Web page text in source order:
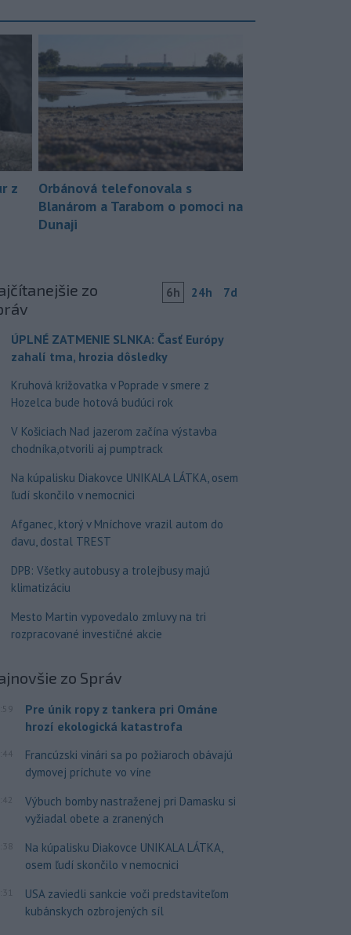
z
Orbánová telefonovala s
Blanárom a Tarabom o pomoci na
Dunaji
zo
6h 24h 7d
ÚPLNÉ ZATMENIE SLNKA: Časť Európy
zahalí tma, hrozia dôsledky
Kruhová križovatka v Poprade v smere z
Hozelca bude hotová budúci rok
V Košiciach Nad jazerom začína výstavba
chodníka,otvorili aj pumptrack
Na kúpalisku Diakovce UNIKALA LÁTKA, osem
ľudí skončilo v nemocnici
Afganec, ktorý v Mníchove vrazil autom do
davu, dostal TREST
DPB: Všetky autobusy a trolejbusy majú
klimatizáciu
Mesto Martin vypovedalo zmluvy na tri
rozpracované investičné akcie
zo Správ
Pre únik ropy z tankera pri Ománe
hrozí ekologická katastrofa
Francúzski vinári sa po požiaroch obávajú
dymovej príchute vo víne
Výbuch bomby nastraženej pri Damasku si
vyžiadal obete a zranených
Na kúpalisku Diakovce UNIKALA LÁTKA,
osem ľudí skončilo v nemocnici
USA zaviedli sankcie voči predstaviteľom
kubánskych ozbrojených síl